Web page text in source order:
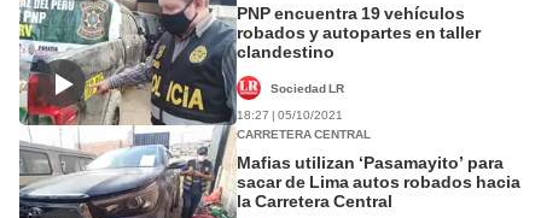
PNP encuentra 19 vehículos
robados y autopartes en taller
clandestino
Sociedad LR
18:27 | 05/10/2021
CARRETERA CENTRAL
Mafias utilizan ‘Pasamayito’ para
sacar de Lima autos robados hacia
la Carretera Central